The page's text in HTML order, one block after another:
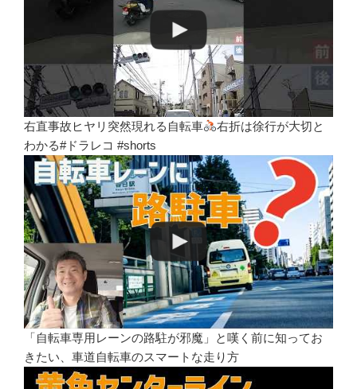
右直事故ヒヤリ突然現れる自転車
右折は徐行が大切と
わかる#ドラレコ #shorts
「自転車専用レーンの路駐が邪魔」と嘆く前に知ってお
きたい、車道自転車のスマートな走り方